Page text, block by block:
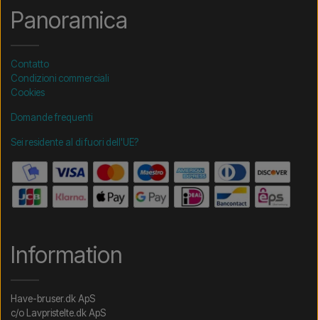
Panoramica
Contatto
Condizioni commerciali
Cookies
Domande frequenti
Sei residente al di fuori dell'UE?
Information
Have-bruser.dk ApS
c/o Lavpristelte.dk ApS